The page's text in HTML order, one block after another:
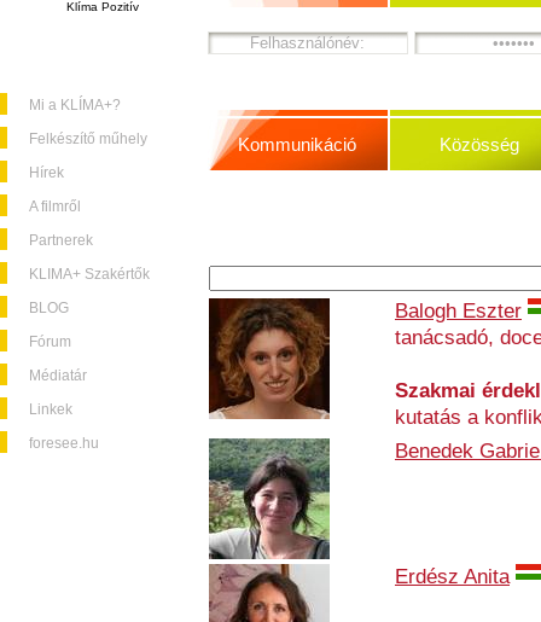
Klíma Pozitív
Mi a KLÍMA+?
Felkészítő műhely
Hírek
A filmről
Partnerek
KLIMA+ Szakértők
BLOG
Fórum
Médiatár
Linkek
foresee.hu
Kommunikáció Közösség
Balogh Eszter
tanácsadó,
Szakmai
kutatás a
Benedek
Erdész Anita